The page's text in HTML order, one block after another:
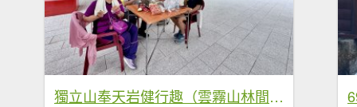
獨立山奉天岩健行趣（雲霧山林間的悠閒時光） 2026.7.30